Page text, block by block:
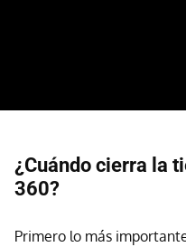
¿Cuándo cierra la
360?
Primero lo más